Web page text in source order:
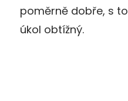
poměrně dobře, s
úkol obtížný.